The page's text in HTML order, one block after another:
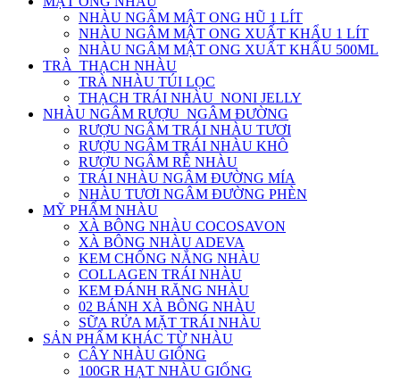
NHÀU NGÂM MẬT ONG HŨ 1 LÍT
NHÀU NGÂM MẬT ONG XUẤT KHẨU 1 LÍT
NHÀU NGÂM MẬT ONG XUẤT KHẨU 500ML
TRÀ_THẠCH NHÀU
TRÀ NHÀU TÚI LỌC
THẠCH TRÁI NHÀU_NONI JELLY
NHÀU NGÂM RƯỢU_NGÂM ĐƯỜNG
RƯỢU NGÂM TRÁI NHÀU TƯƠI
RƯỢU NGÂM TRÁI NHÀU KHÔ
RƯỢU NGÂM RỄ NHÀU
TRÁI NHÀU NGÂM ĐƯỜNG MÍA
NHÀU TƯƠI NGÂM ĐƯỜNG PHÈN
MỸ PHẨM NHÀU
XÀ BÔNG NHÀU COCOSAVON
XÀ BÔNG NHÀU ADEVA
KEM CHỐNG NẮNG NHÀU
COLLAGEN TRÁI NHÀU
KEM ĐÁNH RĂNG NHÀU
02 BÁNH XÀ BÔNG NHÀU
SỮA RỬA MẶT TRÁI NHÀU
SẢN PHẨM KHÁC TỪ NHÀU
CÂY NHÀU GIỐNG
100GR HẠT NHÀU GIỐNG